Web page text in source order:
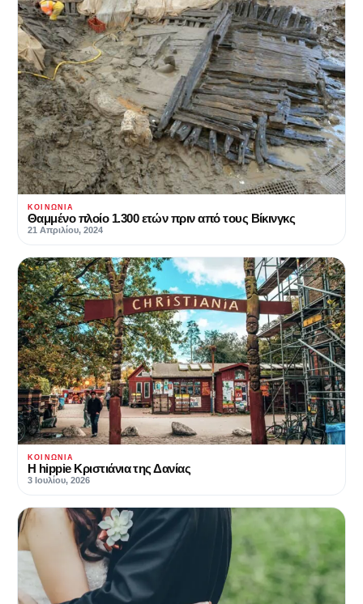
ΚΟΙΝΩΝΊΑ
Θαμμένο πλοίο 1.300 ετών πριν από τους Βίκινγκς
21 Απριλίου, 2024
ΚΟΙΝΩΝΊΑ
Η hippie Κριστιάνια της Δανίας
3 Ιουλίου, 2026